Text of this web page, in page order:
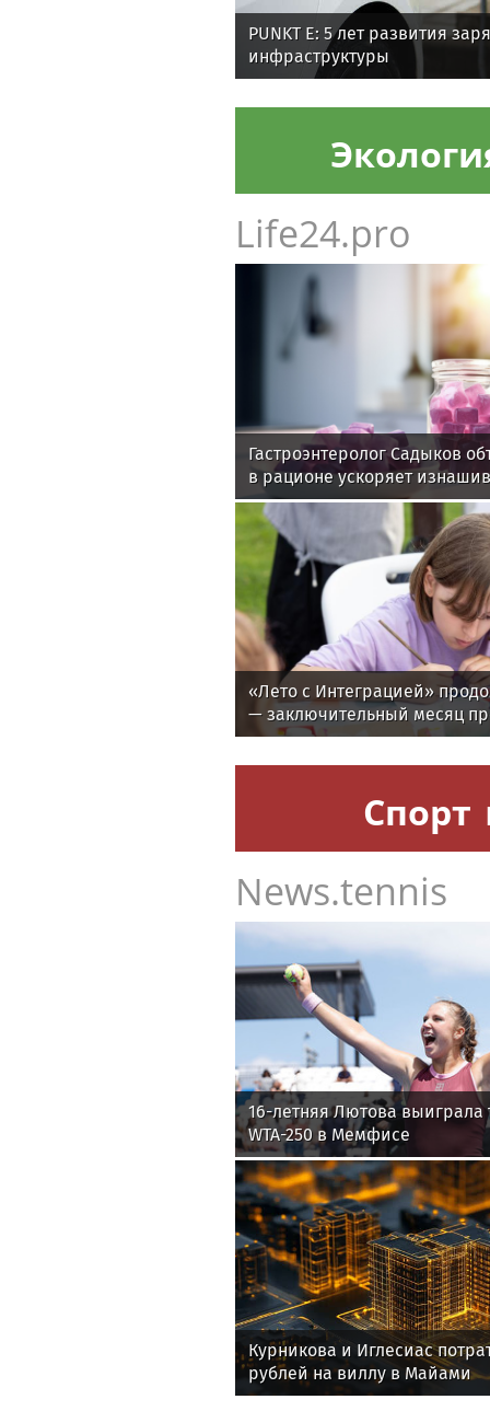
PUNKT E: 5 лет развития
инфраструктуры
Life24.pro
Гастроэнтеролог Садыков
в рационе ускоряет
«Лето с Интеграцией»
— заключительный месяц
Спорт
News.tennis
16-летняя Лютова выиграла
WTA-250 в Мемфисе
Курникова и Иглесиас
рублей на виллу в Майами